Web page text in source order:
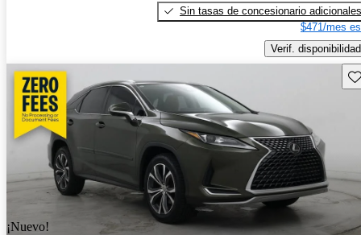
Sin tasas de concesionario adicionales
$471/mes
Verif. disponibilidad
¡Nuevo!